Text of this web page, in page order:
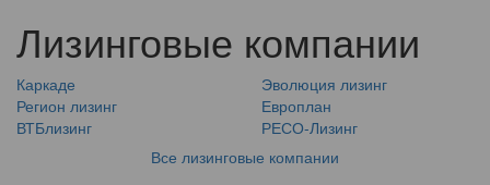
Лизинговые компании
Каркаде
Эволюция лизинг
Регион лизинг
Европлан
ВТБлизинг
РЕСО-Лизинг
Все лизинговые компании